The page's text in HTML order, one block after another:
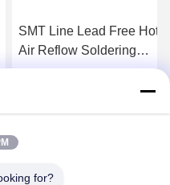
SMT Line Lead Free Hot
Air Reflow Soldering
Machine YS-1000
for?